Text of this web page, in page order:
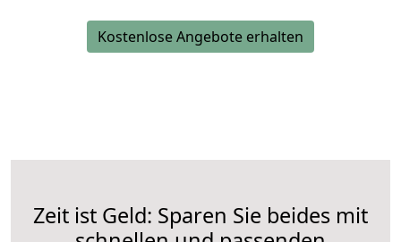
Kostenlose Angebote erhalten
Zeit ist Geld: Sparen Sie beides mit